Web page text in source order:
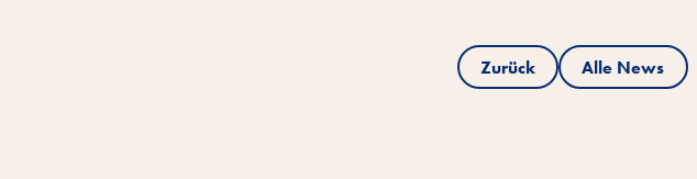
Zurück Alle News